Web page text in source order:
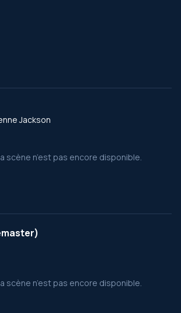
Jackson
scène n’est pas encore disponible.
scène n’est pas encore disponible.